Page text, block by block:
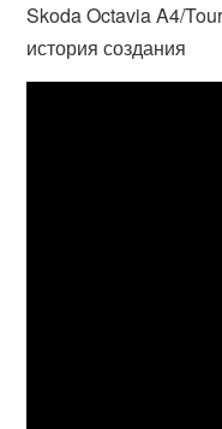
Skoda Octavia A4/
история создания